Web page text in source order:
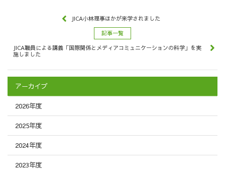
JICA小林理事ほかが来学されました
記事一覧
JICA職員による講義「国際関係とメディアコミュニケーションの科学」を実
施しました
アーカイブ
2026年度
2025年度
2024年度
2023年度